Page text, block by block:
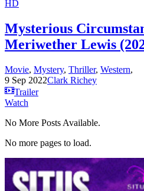
HD
Mysterious
Meriwether Lewis
Movie, Mystery, Thriller, Western,
9 Sep 2022Clark Richey
Trailer
Watch
No More Posts Available.
No more pages to load.